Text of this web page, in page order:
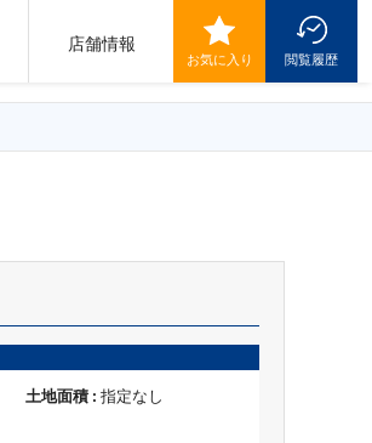
店舗情報
お気に入り 閲覧履歴
土地面積 : 指定なし